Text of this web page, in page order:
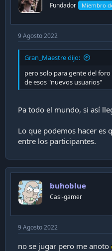
Fundador Miembro
9 Agosto 2022
Gran_Maestre dijo:
pero solo para gente del
de esos "nuevos usuarios"
Pa todo el mundo, si así
Lo que podemos hacer es
entre los participantes.
buhoblue
Casi-gamer
9 Agosto 2022
no se jugar pero me anoto